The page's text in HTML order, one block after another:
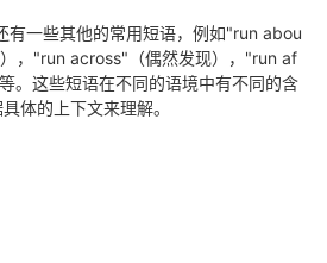
有一些其他的常用短语，例如"run abou
，"run across"（偶然发现），"run af
。这些短语在不同的语境中有不同的含
体的上下文来理解。